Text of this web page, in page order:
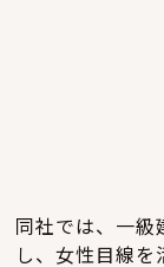
同社では、一
し、女性目線